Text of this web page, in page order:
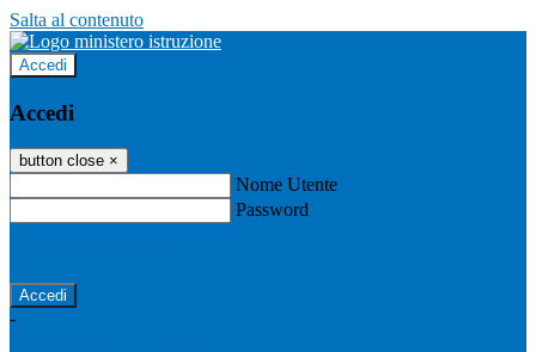
Salta al contenuto
Accedi
Accedi
button close ×
Nome Utente
Password
-